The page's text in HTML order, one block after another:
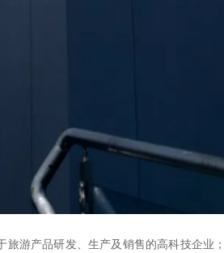
游产品研发、生产及销售的高科技企业